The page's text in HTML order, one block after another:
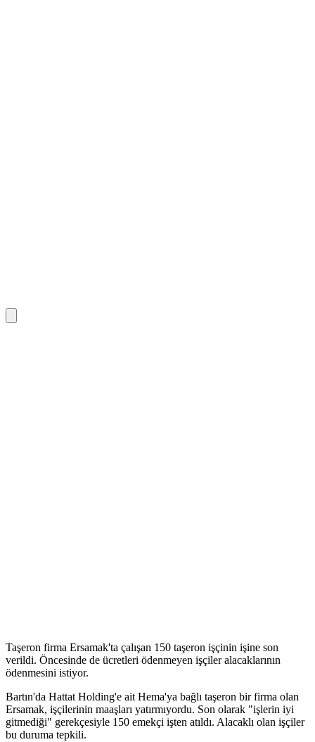
Taşeron firma Ersamak'ta çalışan 150 taşeron işçinin işine son
verildi. Öncesinde de ücretleri ödenmeyen işçiler alacaklarının
ödenmesini istiyor.
Bartın'da Hattat Holding'e ait Hema'ya bağlı taşeron bir firma olan
Ersamak, işçilerinin maaşları yatırmıyordu. Son olarak "işlerin iyi
gitmediği" gerekçesiyle 150 emekçi işten atıldı. Alacaklı olan işçiler
bu duruma tepkili.